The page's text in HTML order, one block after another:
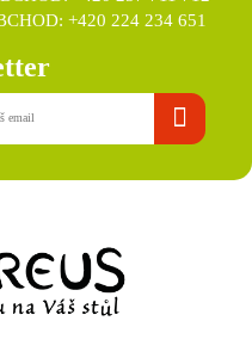
+420 224 234 651